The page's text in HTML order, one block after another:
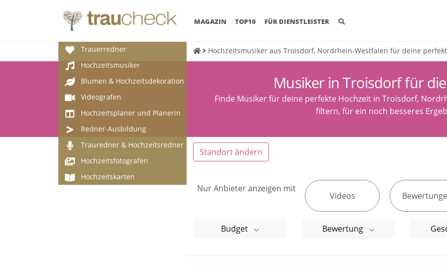
MAGAZIN (CURRENT)
TOP10 FÜR DIENSTLEISTER
Trauerredner
Hochzeitsmusiker
Blumen & Hochzeitsdekoration
Videografen
Hochzeitsplaner und Planerin
Redner-Ausbildung
Trauredner & Hochzeitsredner
Hochzeitsfotografen
Hochzeitskarten
Hochzeitsmusiker aus Troisdorf, Nordrhein-Westfalen für deine
Musiker in Troisdorf für
Finde Musiker für deine perfekte Hochzeit in Troisdorf,
filtern, für ein noch besseres
Standort ändern
Nur Anbieter anzeigen mit
Videos
Budget Bewertung